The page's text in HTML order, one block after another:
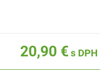
20,90 € s DPH